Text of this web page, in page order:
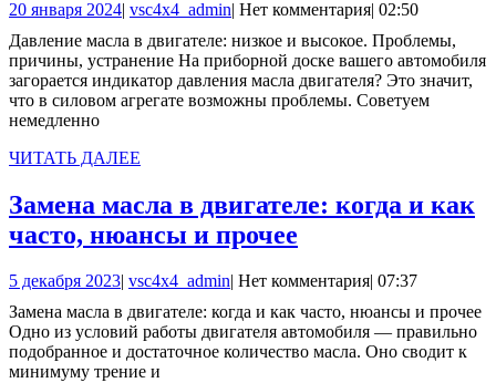
в
двигателе:
низкое
и
причины,
устранение
20 января 202420
2024
| vsc4x4_adminvsc4x4_admin
| Нет комментария| 02:50
Давление масла в двигателе: низкое и высокое. Проблемы,
причины, устранение На приборной доске вашего автомобиля
загорается индикатор давления масла двигателя? Это значит,
что в силовом агрегате возможны проблемы. Советуем
немедленно
ЧИТАТЬ ДАЛЕЕ
Замена масла в двигателе: когда и как
часто, нюансы и прочее
в
двигателе:
когда
5 декабря 20235
2023
| vsc4x4_adminvsc4x4_admin
| Нет комментария| 07:37
Замена масла в двигателе: когда и как часто, нюансы и прочее
Одно из условий работы двигателя автомобиля — правильно
подобранное и достаточное количество масла. Оно сводит к
минимуму трение и